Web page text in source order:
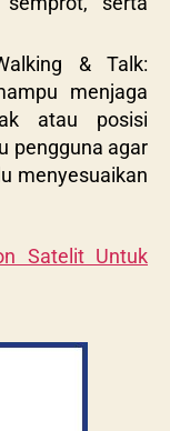
& Talk:
menjaga
atau posisi
pengguna agar
menyesuaikan
Satelit Untuk